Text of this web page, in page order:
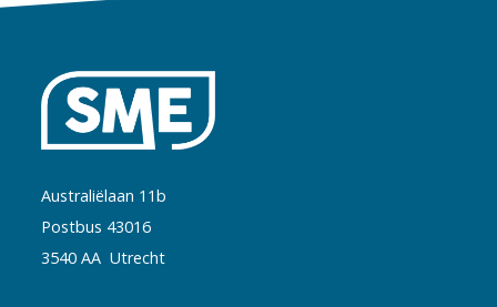
Australiëlaan 11b
Postbus 43016
3540 AA Utrecht